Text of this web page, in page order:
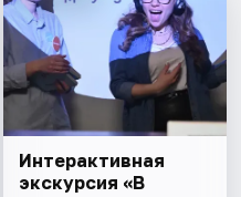
Интерактивная
экскурсия «В